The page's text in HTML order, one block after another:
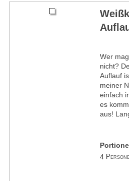
Wer
nicht?
Auflauf
meiner
einfach
es
aus!
4